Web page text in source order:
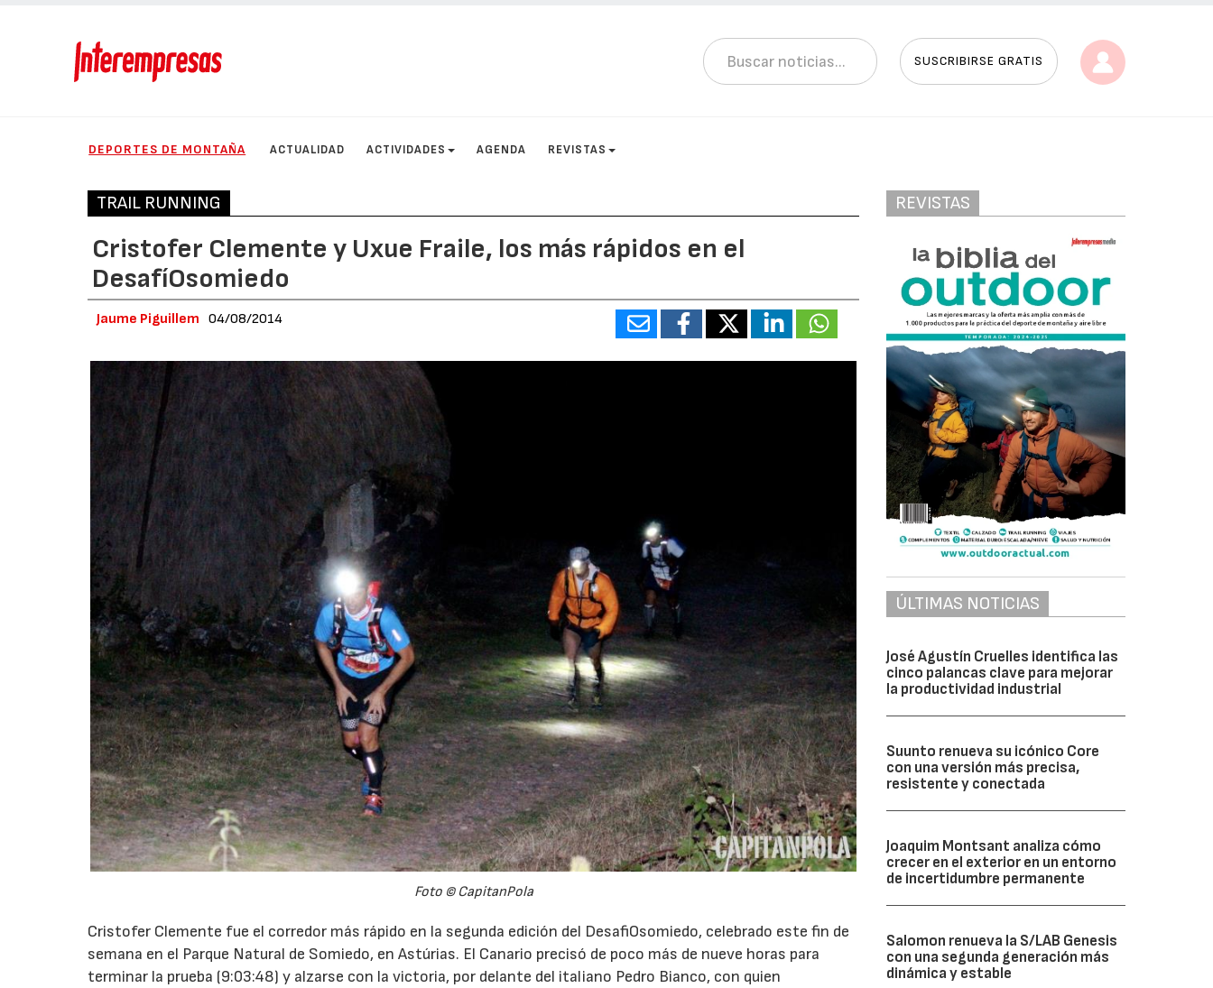
SUSCRIBIRSE GRATIS
DEPORTES DE MONTAÑA ACTUALIDAD ACTIVIDADES AGENDA REVISTAS
TRAIL RUNNING
Cristofer Clemente y Uxue Fraile, los más rápidos en el
DesafíOsomiedo
Jaume Piguillem 04/08/2014
Foto © CapitanPola
Cristofer Clemente fue el corredor más rápido en la segunda edición del DesafiOsomiedo, celebrado este fin de
semana en el Parque Natural de Somiedo, en Astúrias. El Canario precisó de poco más de nueve horas para
terminar la prueba (9:03:48) y alzarse con la victoria, por delante del italiano Pedro Bianco, con quien
REVISTAS
ÚLTIMAS NOTICIAS
José Agustín Cruelles identifica las
cinco palancas clave para mejorar
la productividad industrial
Suunto renueva su icónico Core
con una versión más precisa,
resistente y conectada
Joaquim Montsant analiza cómo
crecer en el exterior en un entorno
de incertidumbre permanente
Salomon renueva la S/LAB Genesis
con una segunda generación más
dinámica y estable